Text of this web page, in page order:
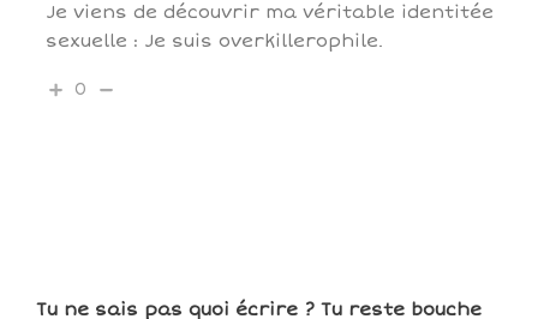
Je viens de découvrir ma véritable identitée
sexuelle : Je suis overkillerophile.
0
Tu ne sais pas quoi écrire ? Tu reste bouche